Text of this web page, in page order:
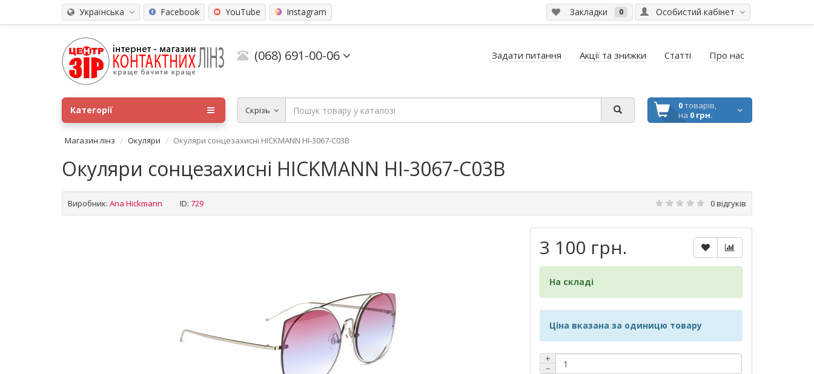
Українська Особистий кабінет
Закладки 0
Facebook YouTube Instagram
(068) 691-00-06 Задати питання Акції та знижки Статті Про нас
Скрізь 0товарів,
на 0 грн.
Категорії
Магазин лінз Окуляри Окуляри сонцезахисні HICKMANN HI-3067-C03B
Окуляри сонцезахисні HICKMANN HI-3067-C03B
Виробник: Ana Hickmann ID: 729 0 відгуків
3 100 грн.
На складі
Ціна вказана за одиницю товару
+
−